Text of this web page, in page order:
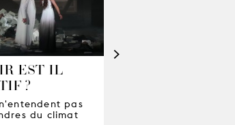
>
EST-IL
?
pas
du climat